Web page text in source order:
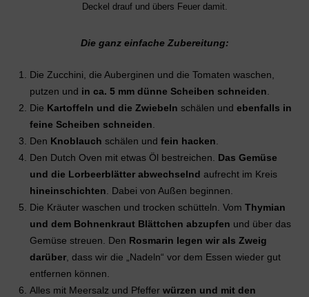
Deckel drauf und übers Feuer damit.
Die ganz einfache Zubereitung:
Die Zucchini, die Auberginen und die Tomaten waschen,
putzen und in ca. 5 mm dünne Scheiben schneiden
Die Kartoffeln und die Zwiebeln schälen undebenfalls in
feine Scheiben schneiden
Den Knoblauch schälen undfein hacken
Den Dutch Oven mit etwas Öl bestreichen. Das Gemüse
und die Lorbeerblätter abwechselnd aufrecht im Kreis
hineinschichten . Dabei von Außen beginnen.
Die Kräuter waschen und trocken schütteln. VomThymian
und dem Bohnenkraut Blättchen abzupfen und über das
Gemüse streuen. Den Rosmarin legen wir als Zweig
darüber , dass wir die „Nadeln“ vor dem Essen wieder gut
entfernen können.
Alles mit Meersalz und Pfefferwürzen und mit den